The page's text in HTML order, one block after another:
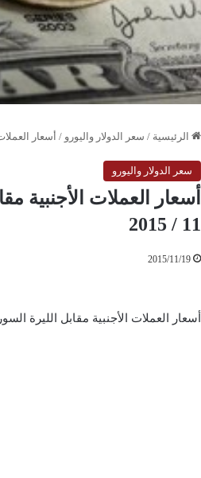
الرئيسية / سعر الدولار واليورو / أسعار العملات
سعر الدولار واليورو
11 / 2015
2015/11/19
أسعار العملات الأجنبية مقابل الليرة السورية